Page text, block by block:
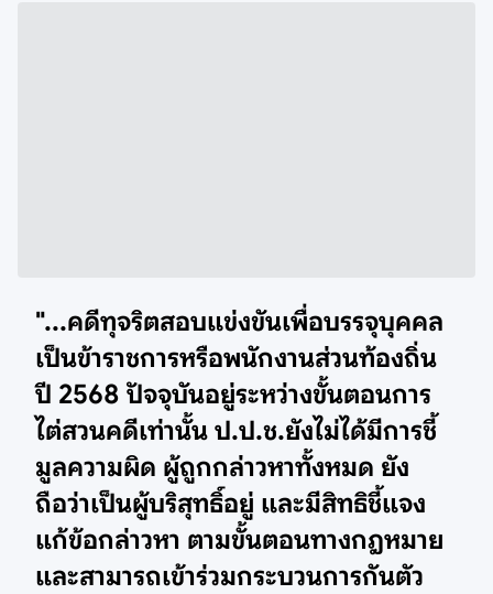
"...คดีทุจริตสอบแข่งขันเพื่อบรรจุบุคคล
เป็นข้าราชการหรือพนักงานส่วนท้องถิ่น
ปี 2568 ปัจจุบันอยู่ระหว่างขั้นตอนการ
ไต่สวนคดีเท่านั้น ป.ป.ช.ยังไม่ได้มีการชี้
มูลความผิด ผู้ถูกกล่าวหาทั้งหมด ยัง
ถือว่าเป็นผู้บริสุทธิ์อยู่ และมีสิทธิชี้แจง
แก้ข้อกล่าวหา ตามขั้นตอนทางกฎหมาย
และสามารถเข้าร่วมกระบวนการกันตัว